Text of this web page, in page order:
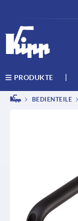
PRODUKTE
BEDIENTEILE